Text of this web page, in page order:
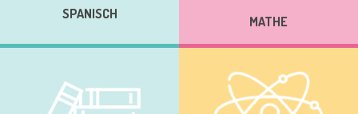
SPANISCH MATHE